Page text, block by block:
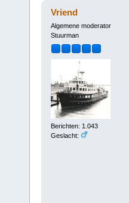
Vriend
Algemene moderator
Stuurman
Berichten: 1.043
Geslacht: